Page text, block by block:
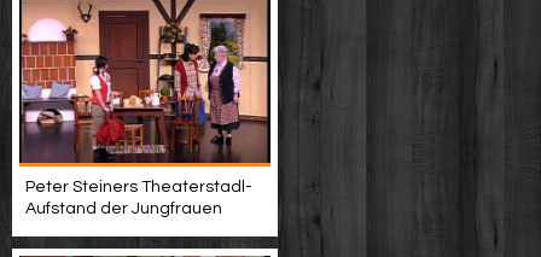
Peter Steiners Theaterstadl-
Aufstand der Jungfrauen